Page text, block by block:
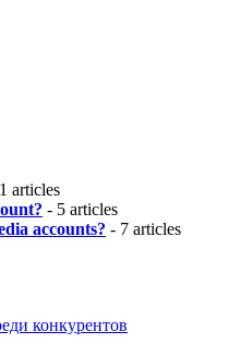
articles
- 5 articles
accounts? - 7 articles
конкурентов